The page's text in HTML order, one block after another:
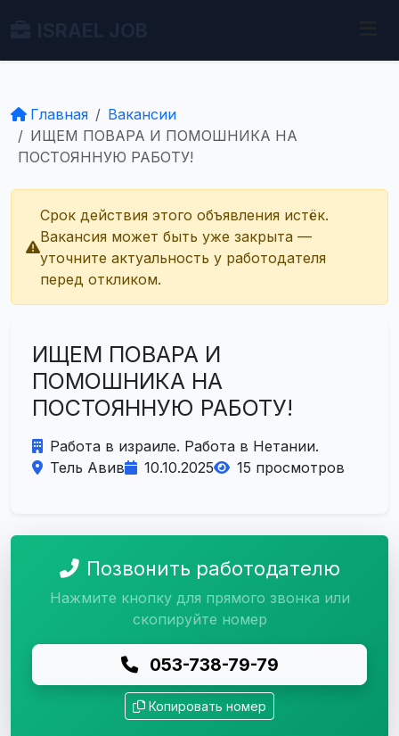
Главная
Вакансии
ИЩЕМ ПОВАРА И ПОМОШНИКА НА
ПОСТОЯННУЮ РАБОТУ!
Срок действия этого объявления истёк.
Вакансия может быть уже закрыта —
уточните актуальность у работодателя
перед откликом.
ИЩЕМ ПОВАРА И
ПОМОШНИКА НА
ПОСТОЯННУЮ РАБОТУ!
Работа в израиле. Работа в Нетании.
Тель Авив
10.10.2025 15 просмотров
Позвонить работодателю
Нажмите кнопку для прямого звонка или
скопируйте номер
053-738-79-79
Копировать номер